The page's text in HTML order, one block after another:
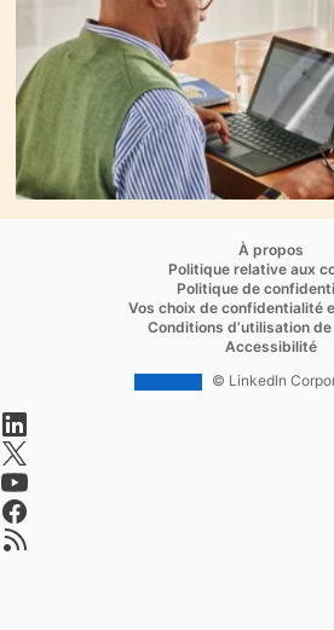
À propos
Politique relative aux
Politique de
Vos choix de confidentialité
Conditions d’utilisation
Accessibilité
© LinkedIn